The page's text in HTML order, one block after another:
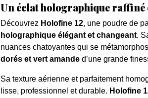
Un éclat holographique raffiné
Découvrez Holofine 12, une poudre de
holographique élégant et changeant.
nuances chatoyantes qui se
dorés et vert amanded’une grande
Sa texture aérienne et parfaitement
lisse, professionnel et durable. Holofine